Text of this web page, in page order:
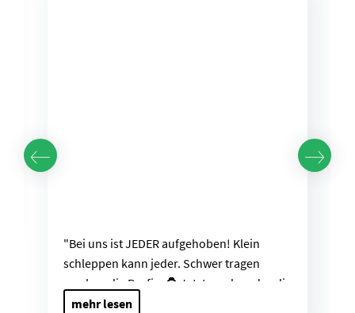
"Bei uns ist JEDER aufgehoben! Klein
schleppen kann jeder. Schwer tragen
machen die Profis. 🦍 Jetzt machen das die
Profis! Wir tragen, was andere schleppen.
mehrlesen